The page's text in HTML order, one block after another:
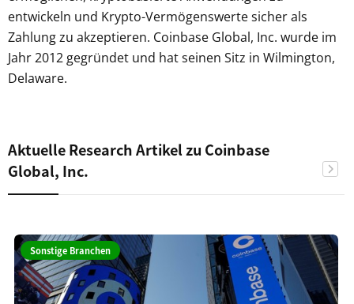
entwickeln und Krypto-Vermögenswerte sicher als
Zahlung zu akzeptieren. Coinbase Global, Inc. wurde im
Jahr 2012 gegründet und hat seinen Sitz in Wilmington,
Delaware.
Aktuelle Research Artikel zu Coinbase
Global, Inc.
Sonstige Branchen